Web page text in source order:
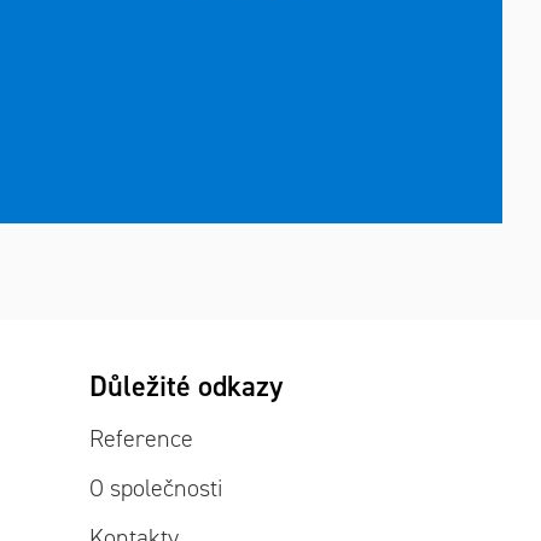
Důležité odkazy
Reference
O společnosti